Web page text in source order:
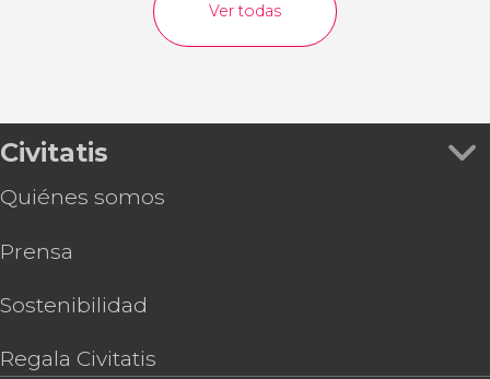
Ver todas
Civitatis
Quiénes somos
Prensa
Sostenibilidad
Regala Civitatis